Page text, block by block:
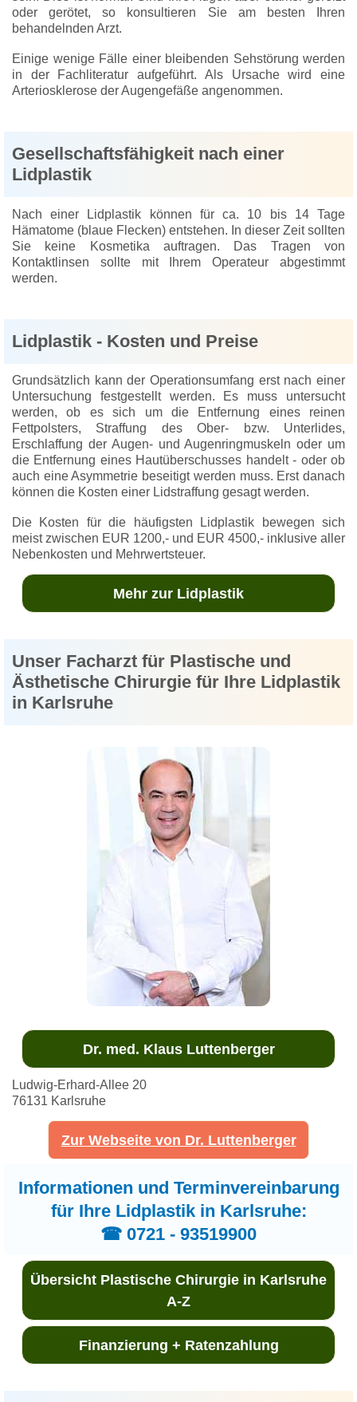
oder gerötet, so konsultieren Sie am besten Ihren
behandelnden Arzt.
Einige wenige Fälle einer bleibenden Sehstörung werden
in der Fachliteratur aufgeführt. Als Ursache wird eine
Arteriosklerose der Augengefäße angenommen.
Gesellschaftsfähigkeit nach einer
Lidplastik
Nach einer Lidplastik können für ca. 10 bis 14 Tage
Hämatome (blaue Flecken) entstehen. In dieser Zeit sollten
Sie keine Kosmetika auftragen. Das Tragen von
Kontaktlinsen sollte mit Ihrem Operateur abgestimmt
werden.
Lidplastik - Kosten und Preise
Grundsätzlich kann der Operationsumfang erst nach einer
Untersuchung festgestellt werden. Es muss untersucht
werden, ob es sich um die Entfernung eines reinen
Fettpolsters, Straffung des Ober- bzw. Unterlides,
Erschlaffung der Augen- und Augenringmuskeln oder um
die Entfernung eines Hautüberschusses handelt - oder ob
auch eine Asymmetrie beseitigt werden muss. Erst danach
können die Kosten einer Lidstraffung gesagt werden.
Die Kosten für die häufigsten Lidplastik bewegen sich
meist zwischen EUR 1200,- und EUR 4500,- inklusive aller
Nebenkosten und Mehrwertsteuer.
Mehr zur Lidplastik
Unser Facharzt für Plastische und
Ästhetische Chirurgie für Ihre Lidplastik
in Karlsruhe
Dr. med. Klaus Luttenberger
Ludwig-Erhard-Allee 20
76131 Karlsruhe
Zur Webseite von Dr. Luttenberger
Informationen und Terminvereinbarung
für Ihre Lidplastik in Karlsruhe:
☎ 0721 - 93519900
Übersicht Plastische Chirurgie in Karlsruhe
A-Z
Finanzierung + Ratenzahlung